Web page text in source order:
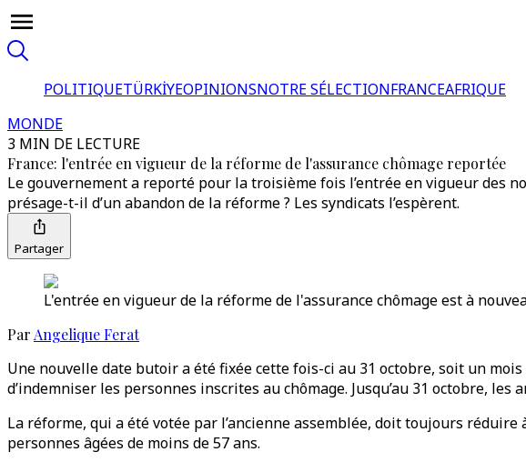
POLITIQUETÜRKİYEOPINIONSNOTRE SÉLECTIONFRANCEAFRIQUE
MONDE
3 MIN DE LECTURE
France: l'entrée en vigueur de la réforme de l'assurance chômage reportée
Le gouvernement a reporté pour la troisième fois l’entrée en vigueur des
présage-t-il d’un abandon de la réforme ? Les syndicats l’espèrent.
Partager
L'entrée en vigueur de la réforme de l'assurance chômage est à
Par Angelique Ferat
Une nouvelle date butoir a été fixée cette fois-ci au 31 octobre, soit un
d’indemniser les personnes inscrites au chômage. Jusqu’au 31 octobre,
La réforme, qui a été votée par l’ancienne assemblée, doit toujours
personnes âgées de moins de 57 ans.